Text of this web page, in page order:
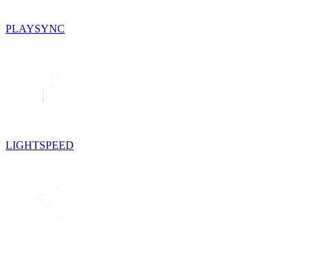
PLAYSYNC
LIGHTSPEED